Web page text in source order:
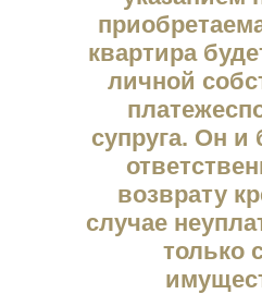
квартира
личной
супруга. Он и
возврату
случае
только